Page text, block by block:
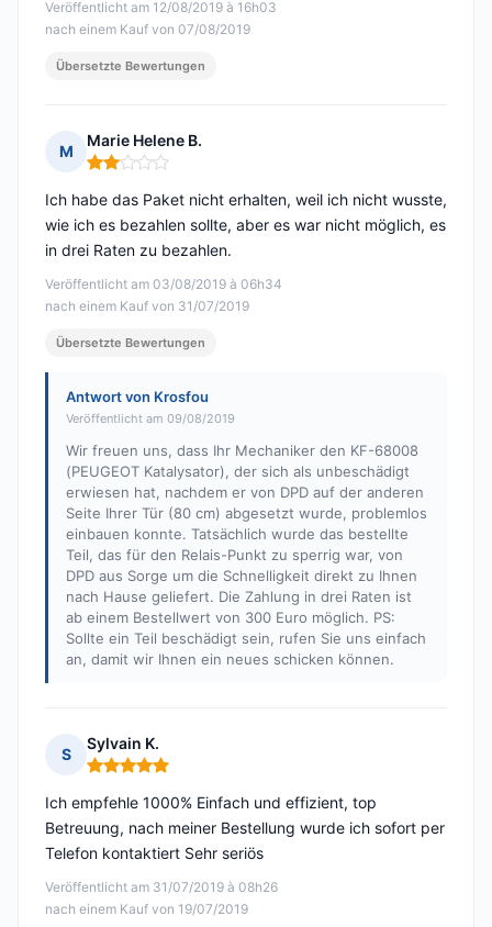
Veröffentlicht am 12/08/2019 à 16h03
nach einem Kauf von 07/08/2019
Übersetzte Bewertungen
M
Marie Helene B.
Hinweis: 2 von 5
Veröffentlicht am 03/08/2019 à 06h34
nach einem Kauf von 31/07/2019
Ich habe das Paket nicht erhalten, weil ich nicht wusste,
wie ich es bezahlen sollte, aber es war nicht möglich, es
in drei Raten zu bezahlen.
Übersetzte Bewertungen
Antwort von Krosfou
Veröffentlicht am 09/08/2019
Wir freuen uns, dass Ihr Mechaniker den KF-68008
(PEUGEOT Katalysator), der sich als unbeschädigt
erwiesen hat, nachdem er von DPD auf der anderen
Seite Ihrer Tür (80 cm) abgesetzt wurde, problemlos
einbauen konnte. Tatsächlich wurde das bestellte
Teil, das für den Relais-Punkt zu sperrig war, von
DPD aus Sorge um die Schnelligkeit direkt zu Ihnen
nach Hause geliefert. Die Zahlung in drei Raten ist
ab einem Bestellwert von 300 Euro möglich. PS:
Sollte ein Teil beschädigt sein, rufen Sie uns einfach
an, damit wir Ihnen ein neues schicken können.
S
Sylvain K.
Hinweis: 5 von 5
Veröffentlicht am 31/07/2019 à 08h26
nach einem Kauf von 19/07/2019
Ich empfehle 1000% Einfach und effizient, top
Betreuung, nach meiner Bestellung wurde ich sofort per
Telefon kontaktiert Sehr seriös